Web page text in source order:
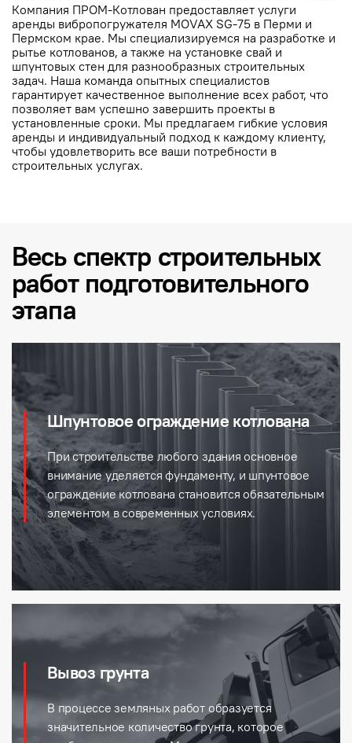
Компания ПРОМ-Котлован предоставляет услуги
аренды вибропогружателя MOVAX SG-75 в Перми и
Пермском крае. Мы специализируемся на разработке и
рытье котлованов, а также на установке свай и
шпунтовых стен для разнообразных строительных
задач. Наша команда опытных специалистов
гарантирует качественное выполнение всех работ, что
позволяет вам успешно завершить проекты в
установленные сроки. Мы предлагаем гибкие условия
аренды и индивидуальный подход к каждому клиенту,
чтобы удовлетворить все ваши потребности в
строительных услугах.
Весь спектр строительных
работ подготовительного
этапа
Шпунтовое ограждение котлована
При строительстве любого здания основное
внимание уделяется фундаменту, и шпунтовое
ограждение котлована становится обязательным
элементом в современных условиях.
Вывоз грунта
В процессе земляных работ образуется
значительное количество грунта, которое